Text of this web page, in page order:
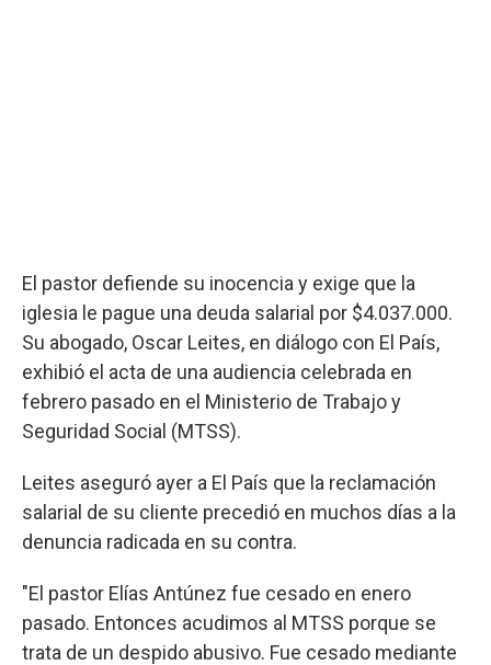
El pastor defiende su inocencia y exige que la
iglesia le pague una deuda salarial por $4.037.000.
Su abogado, Oscar Leites, en diálogo con El País,
exhibió el acta de una audiencia celebrada en
febrero pasado en el Ministerio de Trabajo y
Seguridad Social (MTSS).
Leites aseguró ayer a El País que la reclamación
salarial de su cliente precedió en muchos días a la
denuncia radicada en su contra.
"El pastor Elías Antúnez fue cesado en enero
pasado. Entonces acudimos al MTSS porque se
trata de un despido abusivo. Fue cesado mediante